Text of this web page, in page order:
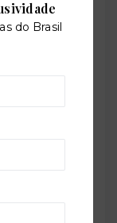
do Brasil